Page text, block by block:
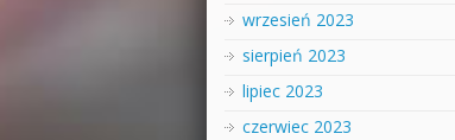
wrzesień 2023
sierpień 2023
lipiec 2023
czerwiec 2023